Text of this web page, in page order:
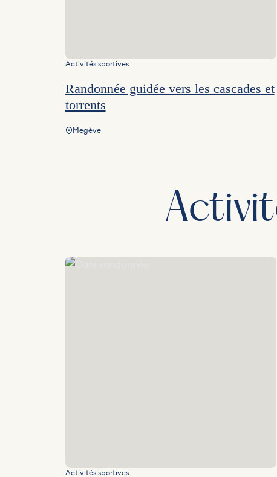
Randonnée guidée vers les cascades et
torrents
Activités sportives
Megève
Activités sportives
Cani-randonnée